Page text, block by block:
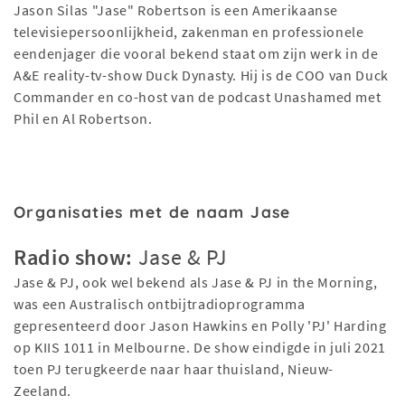
Jason Silas "Jase" Robertson is een Amerikaanse
televisiepersoonlijkheid, zakenman en professionele
eendenjager die vooral bekend staat om zijn werk in de
A&E reality-tv-show Duck Dynasty. Hij is de COO van Duck
Commander en co-host van de podcast Unashamed met
Phil en Al Robertson.
Organisaties met de naam Jase
Radio show: Jase & PJ
Jase & PJ, ook wel bekend als Jase & PJ in the Morning,
was een Australisch ontbijtradioprogramma
gepresenteerd door Jason Hawkins en Polly 'PJ' Harding
op KIIS 1011 in Melbourne. De show eindigde in juli 2021
toen PJ terugkeerde naar haar thuisland, Nieuw-
Zeeland.